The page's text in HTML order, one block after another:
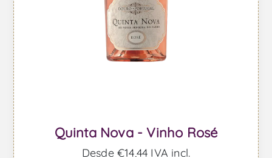
Quinta Nova - Vinho Rosé
Desde €14,44 IVA incl.